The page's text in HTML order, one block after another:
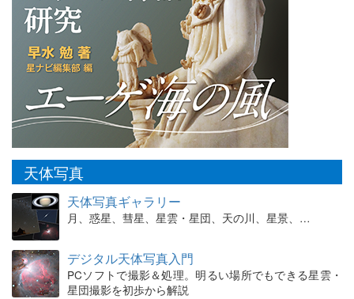
天体写真
天体写真ギャラリー
月、惑星、彗星、星雲・星団、天の川、星景、…
デジタル天体写真入門
PCソフトで撮影＆処理。明るい場所でもできる星雲・
星団撮影を初歩から解説